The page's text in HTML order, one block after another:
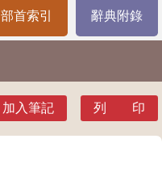
部首索引 辭典附錄
加入筆記 列 印